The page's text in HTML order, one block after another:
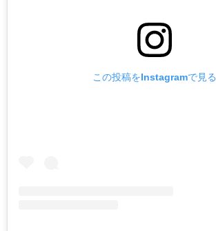
この投稿をInstagramで見る